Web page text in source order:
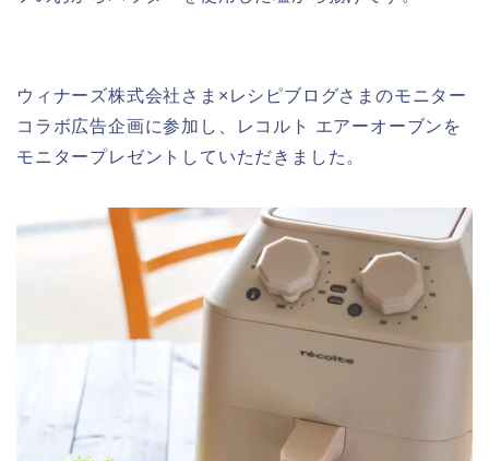
ウィナーズ株式会社さま×レシピブログさまのモニター
コラボ広告企画に参加し、レコルト エアーオーブンを
モニタープレゼントしていただきました。